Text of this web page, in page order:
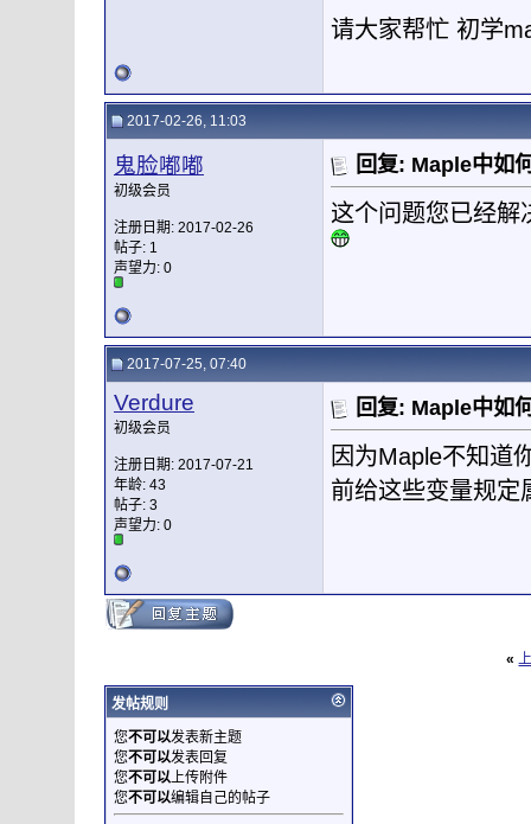
请大家帮忙 初学
2017-02-26, 11:03
鬼脸嘟嘟
初级会员
注册日期: 2017-02-26
帖子: 1
声望力: 0
回复: Maple中如
这个问题您已经解
2017-07-25, 07:40
Verdure
初级会员
注册日期: 2017-07-21
年龄: 43
帖子: 3
声望力: 0
回复: Maple中如
因为Maple不知道
前给这些变量规
«
发帖规则
您不可以发表新主题
您不可以发表回复
您不可以上传附件
您不可以编辑自己的帖子